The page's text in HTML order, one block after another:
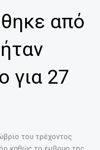
από
για 27
του τρέχοντος